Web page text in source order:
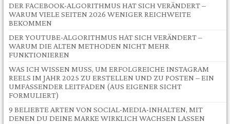
DER FACEBOOK-ALGORITHMUS HAT SICH VERÄNDERT –
WARUM VIELE SEITEN 2026 WENIGER REICHWEITE
BEKOMMEN
DER YOUTUBE-ALGORITHMUS HAT SICH VERÄNDERT –
WARUM DIE ALTEN METHODEN NICHT MEHR
FUNKTIONIEREN
WAS ICH WISSEN MUSS, UM ERFOLGREICHE INSTAGRAM
REELS IM JAHR 2025 ZU ERSTELLEN UND ZU POSTEN – EIN
UMFASSENDER LEITFADEN (AUS EIGENER SICHT
FORMULIERT)
9 BELIEBTE ARTEN VON SOCIAL-MEDIA-INHALTEN, MIT
DENEN DU DEINE MARKE WIRKLICH WACHSEN LASSEN